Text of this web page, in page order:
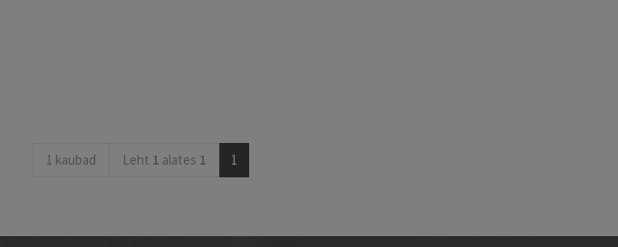
1 kaubad Leht 1 alates 1 1